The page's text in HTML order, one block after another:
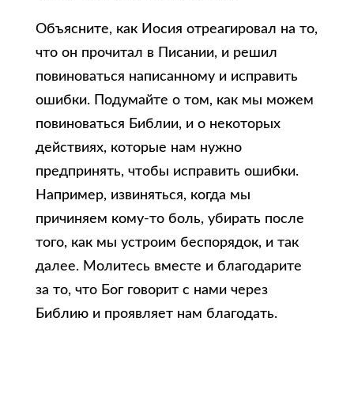
Объясните, как Иосия отреагировал на то,
что он прочитал в Писании, и решил
повиноваться написанному и исправить
ошибки. Подумайте о том, как мы можем
повиноваться Библии, и о некоторых
действиях, которые нам нужно
предпринять, чтобы исправить ошибки.
Например, извиняться, когда мы
причиняем кому-то боль, убирать после
того, как мы устроим беспорядок, и так
далее. Молитесь вместе и благодарите
за то, что Бог говорит с нами через
Библию и проявляет нам благодать.